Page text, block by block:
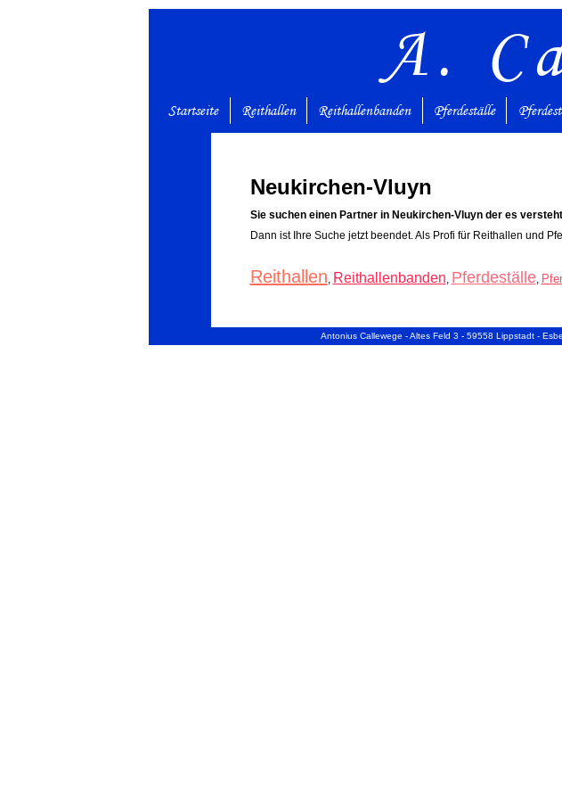
A.
Startseite Reithallen Reithallenbanden Pferdeställe
Neukirchen-Vluyn
Sie suchen einen Partner in Neukirchen-Vluyn der es
Dann ist Ihre Suche jetzt beendet. Als Profi für Reithallen und
Reithallen Reithallenbanden Pferdeställe,
Antonius Callewege - Altes Feld 3 - 59558 Lippstadt -